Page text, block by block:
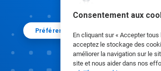
Consentement aux
En cliquant sur « Accepter
acceptez le stockage des
améliorer la navigation sur le
site et nous aider dans nos
Préférences en matière de cookies